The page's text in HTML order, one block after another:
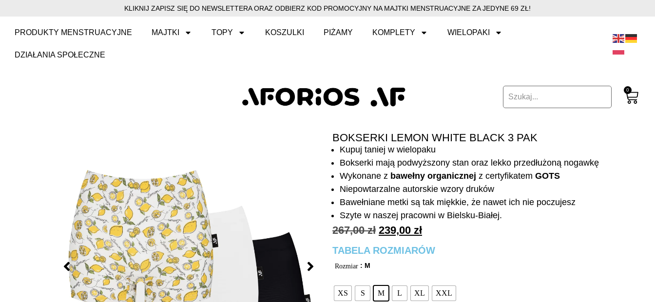
KLIKNIJ ZAPISZ SIĘ DO NEWSLETTERA ORAZ ODBIERZ KOD PROMOCYJNY NA MAJTKI MENSTRUACYJNE ZA JEDYNE 69 ZŁ!
PRODUKTY MENSTRUACYJNE MAJTKI TOPY KOSZULKI PIŻAMY KOMPLETY WIELOPAKI
DZIAŁANIA SPOŁECZNE
0
BOKSERKI LEMON WHITE BLACK 3 PAK
Kupuj taniej w wielopaku
Bokserki mają podwyższony stan oraz lekko przedłużoną nogawkę
Wykonane z bawełny organicznej z certyfikatem GOTS
Niepowtarzalne autorskie wzory druków
Bawełniane metki są tak miękkie, że nawet ich nie poczujesz
Szyte w naszej pracowni w Bielsku-Białej.
267,00zł 239,00 zł
TABELA ROZMIARÓW
Rozmiar : M
XS S M L XL XXL